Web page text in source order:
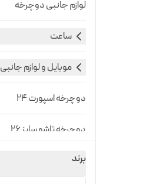
لوازم جانبی دوچرخه
ساعت
موبایل و لوازم جانبی
دوچرخه اسپورت ۲۴
دوچرخه تاشو سایز 26
برند